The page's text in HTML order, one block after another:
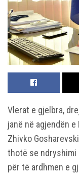
Vlerat e gjelbra,
janë në agjendën
Zhivko
thotë se ndryshimi
për të ardhmen e